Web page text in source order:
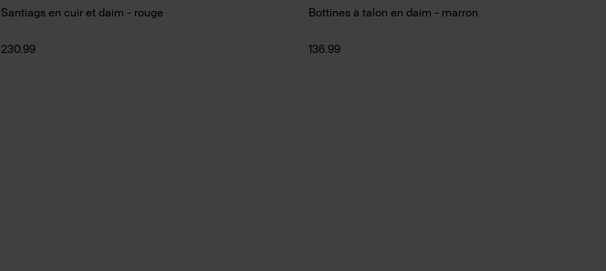
Santiags en cuir et daim - rouge
230.99
Bottines à talon en daim - marron
136.99